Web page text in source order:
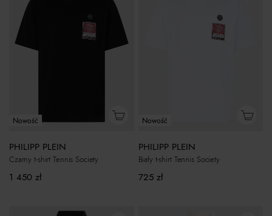
Nowość
PHILIPP PLEIN
Czarny t-shirt Tennis Society
1 450 zł
Nowość
PHILIPP PLEIN
Biały t-shirt Tennis Society
725 zł